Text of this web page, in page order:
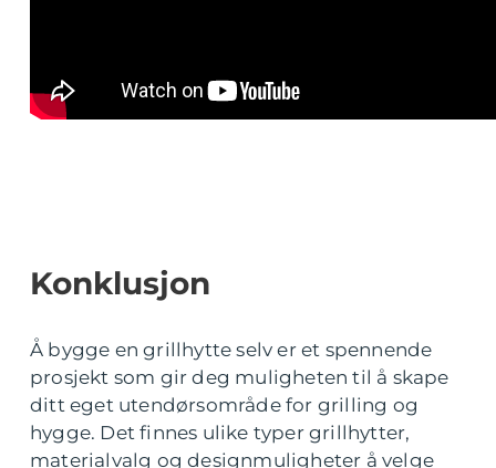
Konklusjon
Å bygge en grillhytte selv er et spennende
prosjekt som gir deg muligheten til å skape
ditt eget utendørsområde for grilling og
hygge. Det finnes ulike typer grillhytter,
materialvalg og designmuligheter å velge